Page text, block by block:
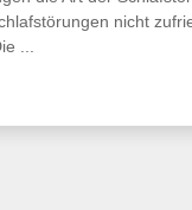
nicht
...